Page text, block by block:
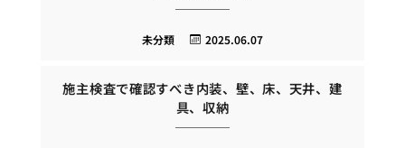
2025.06.07
未分類
施主検査で確認すべき内装、壁、床、天井、建
具、収納